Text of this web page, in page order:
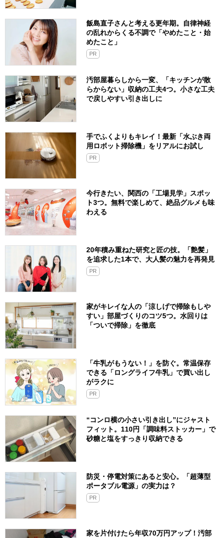
飯島直子さんと考える更年期。自律神経
の乱れからくる不調で「やめたこと・始
めたこと」
PR
汚部屋暮らしから一変、「キッチンが散
らからない」収納の工夫4つ。小さな工夫
で戻しやすい引き出しに
手でふくよりもキレイ！最新「水ぶき両
用ロボット掃除機」をリアルにお試し
PR
今行きたい、関西の「工場見学」スポッ
ト3つ。無料で楽しめて、絶品グルメも味
わえる
20年積み重ねた研究と匠の技。「艶髪」
を追求した1本で、大人髪の魅力を再発見
PR
家がキレイな人の「涼しげで掃除もしや
すい」部屋づくりのコツ5つ。水回りは
「ついで掃除」を徹底
「牛乳がもうない！」を防ぐ。常温保存
できる「ロングライフ牛乳」で買い出し
がラクに
PR
“コンロ横の小さい引き出し”にジャスト
フィット。110円「調味料ストッカー」で
砂糖と塩をすっきり収納できる
防災・停電対策にあると安心。「超薄型
ポータブル電源」の実力は？​
PR
家を片付けたら年収70万円アップ！汚部